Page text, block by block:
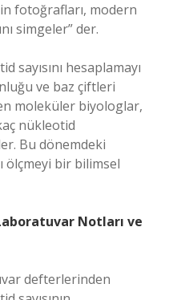
fotoğrafları, modern
simgeler” der.
sayısını hesaplamayı
ve baz çiftleri
moleküler biyologlar,
nükleotid
Bu dönemdeki
ölçmeyi bir bilimsel
Notları ve
defterlerinden